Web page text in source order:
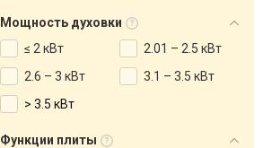
Мощность духовки
≤ 2 кВт
2.01 – 2.5 кВт
2.6 – 3 кВт
3.1 – 3.5 кВт
> 3.5 кВт
Функции плиты